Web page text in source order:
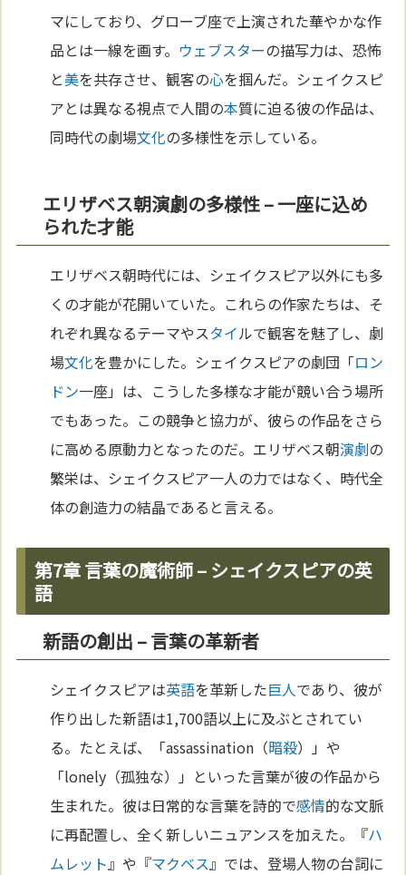
マにしており、グローブ座で上演された華やかな作
品とは一線を画す。 ウェブスターの描写力は、恐怖
と美を共存させ、観客の心を掴んだ。シェイクスピ
アとは異なる視点で人間の本質に迫る彼の作品は、
同時代の劇場文化の多様性を示している。
エリザベス朝演劇の多様性 – 一座に込め
られた才能
エリザベス朝時代には、シェイクスピア以外にも多
くの才能が花開いていた。これらの作家たちは、そ
れぞれ異なるテーマやスタイルで観客を魅了し、劇
場文化を豊かにした。シェイクスピアの劇団「ロン
ドン一座」は、こうした多様な才能が競い合う場所
でもあった。この競争と協力が、彼らの作品をさら
に高める原動力となったのだ。エリザベス朝演劇の
繁栄は、シェイクスピア一人の力ではなく、時代全
体の創造力の結晶であると言える。
第7章 言葉の魔術師 – シェイクスピアの英
語
新語の創出 – 言葉の革新者
シェイクスピアは英語を革新した巨人であり、彼が
作り出した新語は1,700語以上に及ぶとされてい
る。たとえば、「assassination（暗殺）」や
「lonely（孤独な）」といった言葉が彼の作品から
生まれた。彼は日常的な言葉を詩的で感情的な文脈
に再配置し、全く新しいニュアンスを加えた。『ハ
ムレット 』や『マクベス 』では、登場人物の台詞に